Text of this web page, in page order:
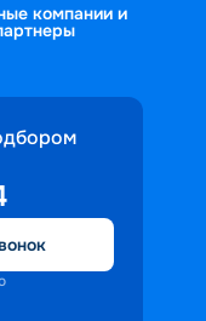
компании и